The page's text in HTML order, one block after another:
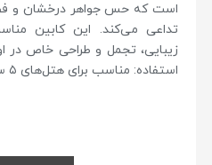
است که حس جواهر درخشان و
تداعی می‌کند. این کابین
زیبایی، تجمل و طراحی خاص در
استفاده: مناسب برای هتل‌های ۵ ستاره، برج‌های لوکس، مراکز...